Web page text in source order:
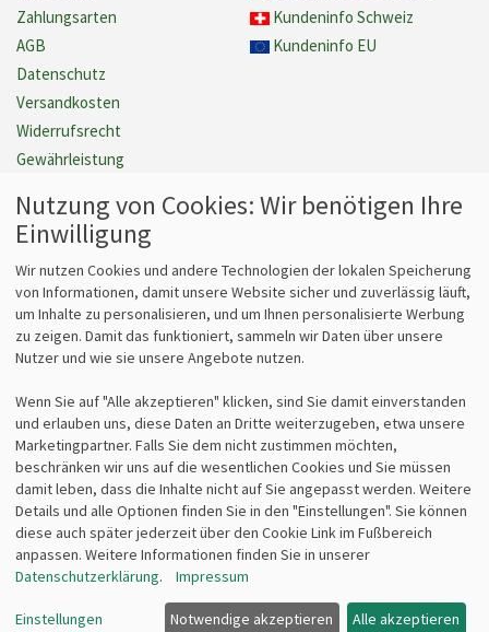
Zahlungsarten
AGB
Datenschutz
Versandkosten
Widerrufsrecht
Gewährleistung
Cookie Einstellungen verwalten
Vertrag widerrufen
Kundeninfo Schweiz
Kundeninfo EU
Fragen
Kontaktformular
Fragen zum Vertrieb?
info@lz-fachshop.de
Fragen zum Internetshop?
webmaster@lz-fachshop.de
Kontakt
bits&paper GmbH
Sonnenstr. 6
85764 Oberschleißheim
Tel 089/315 70 30
Fax 089/315 33 45
Alle Texte, Grafiken, Bilder und das Layout sind urheberrechtlich
geschützt und dürfen nicht ohne ausdrückliche, schriftliche
Erlaubnis weiterverwendet werden.
© 2026 bits&paper GmbH - Leitz DuPont Ersatz-Aktivkohlefilter für
Nutzung von Cookies: Wir benötigen Ihre
Einwilligung
Wir nutzen Cookies und andere Technologien der lokalen Speicherung
von Informationen, damit unsere Website sicher und zuverlässig läuft,
um Inhalte zu personalisieren, und um Ihnen personalisierte Werbung
zu zeigen. Damit das funktioniert, sammeln wir Daten über unsere
Nutzer und wie sie unsere Angebote nutzen.
Wenn Sie auf "Alle akzeptieren" klicken, sind Sie damit einverstanden
und erlauben uns, diese Daten an Dritte weiterzugeben, etwa unsere
Marketingpartner. Falls Sie dem nicht zustimmen möchten,
beschränken wir uns auf die wesentlichen Cookies und Sie müssen
damit leben, dass die Inhalte nicht auf Sie angepasst werden. Weitere
Details und alle Optionen finden Sie in den "Einstellungen". Sie können
diese auch später jederzeit über den Cookie Link im Fußbereich
anpassen. Weitere Informationen finden Sie in unserer
Datenschutzerklärung. Impressum
Einstellungen Notwendige akzeptieren Alle akzeptieren